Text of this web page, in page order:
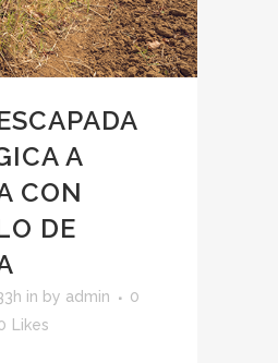
A
CON
DE
in by admin
0
Likes